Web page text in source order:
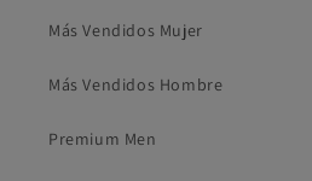
Más Vendidos Mujer
Más Vendidos Hombre
Premium Men